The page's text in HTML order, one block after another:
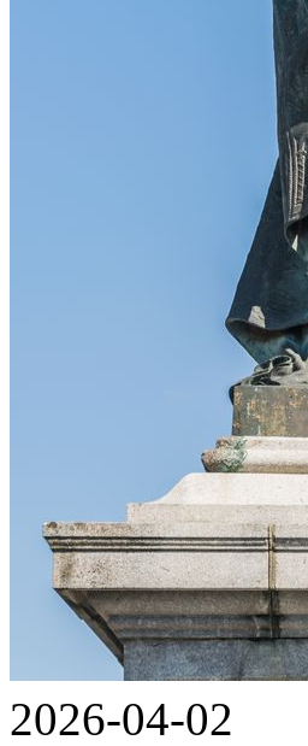
2026-04-02